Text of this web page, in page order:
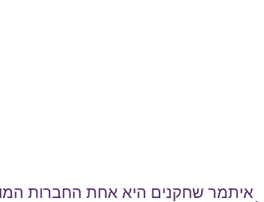
איתמר שחקנים היא אחת החברות